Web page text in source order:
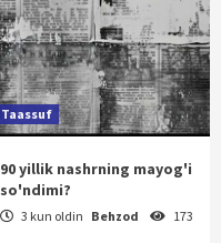
Taassuf
90 yillik nashrning mayog'i
so'ndimi?
3 kun oldin Behzod 173